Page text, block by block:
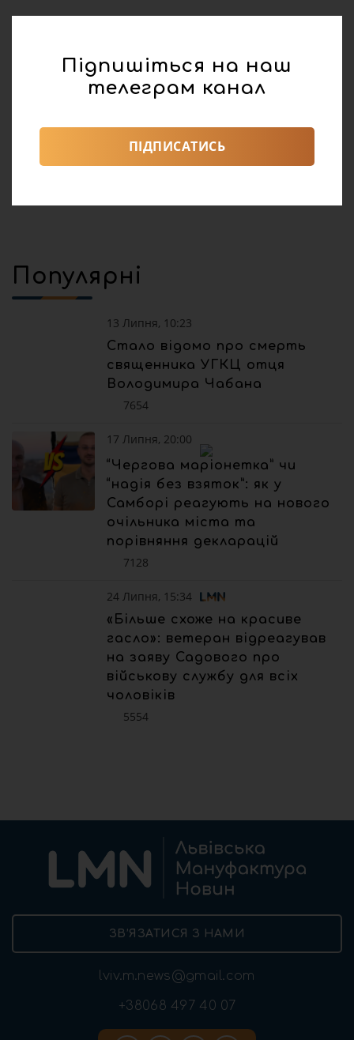
реклама
Поділитися:
2019
Популярні
13 Липня, 10:23
Стало відомо про смерть
священника УГКЦ отця
Володимира Чабана
7654
17 Липня, 20:00
“Чергова маріонетка” чи
“надія без взяток”: як у
Самборі реагують на нового
очільника міста та
порівняння декларацій
7128
24 Липня, 15:34
«Більше схоже на красиве
гасло»: ветеран відреагував
на заяву Садового про
військову службу для всіх
чоловіків
5554
ЗВ’ЯЗАТИСЯ З НАМИ
lviv.m.news@gmail.com
+38068 497 40 07
Підпишіться на наш
телеграм канал
ПІДПИСАТИСЬ